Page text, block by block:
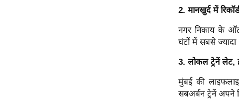
2. मानखुर्द में
नगर निकाय के
घंटों में सबसे ज्यादा
3. लोकल ट्रेनें लेट,
मुंबई की
सबअर्बन ट्रेनें अपने